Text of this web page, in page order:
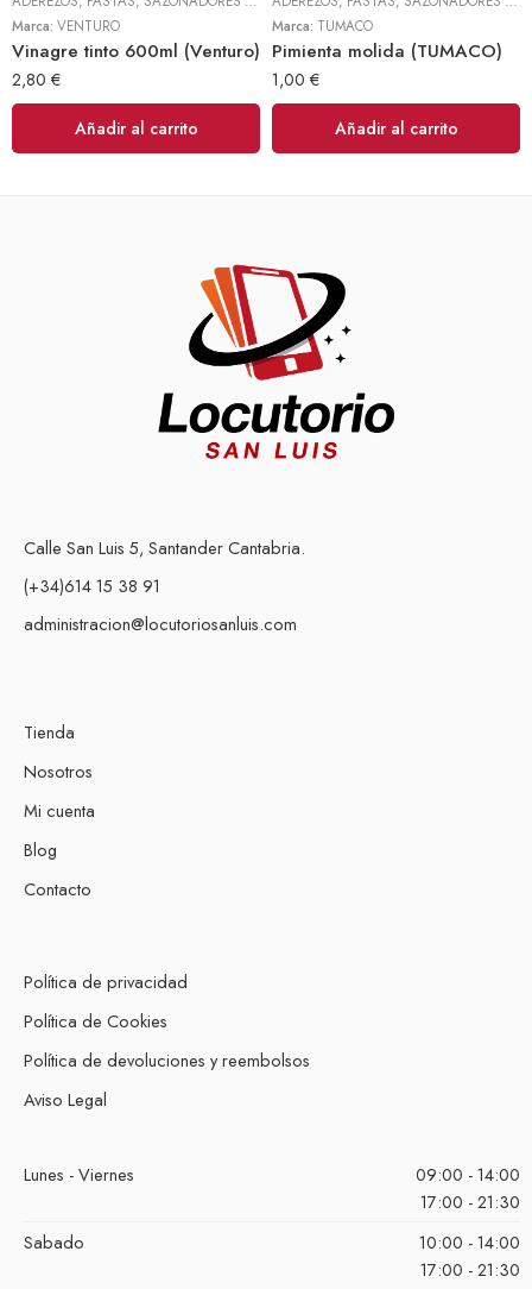
Marca: VENTURO
Vinagre tinto 600ml (Venturo)
2,80 €
Añadir al carrito
Marca: TUMACO
Pimienta molida (TUMACO)
1,00 €
Añadir al carrito
Calle San Luis 5, Santander Cantabria.
(+34)614 15 38 91
administracion@locutoriosanluis.com
Tienda
Nosotros
Mi cuenta
Blog
Contacto
Política de privacidad
Política de Cookies
Política de devoluciones y reembolsos
Aviso Legal
Lunes - Viernes
09:00 - 14:00
17:00 - 21:30
Sabado
10:00 - 14:00
17:00 - 21:30